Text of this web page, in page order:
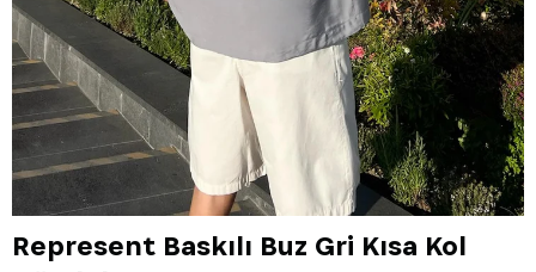
Represent Baskılı Buz Gri Kısa Kol